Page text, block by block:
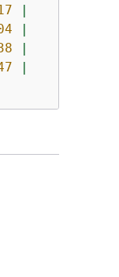
|
|
|
|